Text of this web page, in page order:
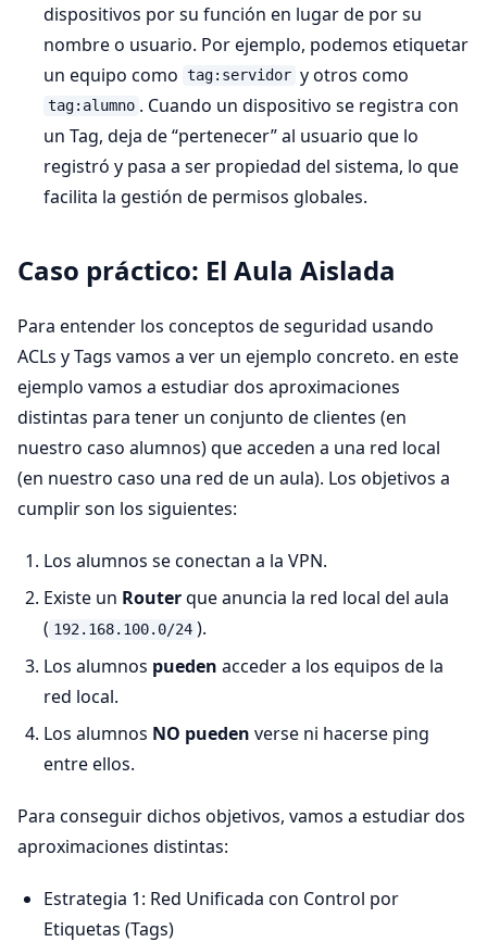
dispositivos por su función en lugar de por su
nombre o usuario. Por ejemplo, podemos etiquetar
un equipo como tag:servidor y otros como
tag:alumno . Cuando un dispositivo se registra con
un Tag, deja de “pertenecer” al usuario que lo
registró y pasa a ser propiedad del sistema, lo que
facilita la gestión de permisos globales.
Caso práctico: El Aula Aislada
Para entender los conceptos de seguridad usando
ACLs y Tags vamos a ver un ejemplo concreto. en este
ejemplo vamos a estudiar dos aproximaciones
distintas para tener un conjunto de clientes (en
nuestro caso alumnos) que acceden a una red local
(en nuestro caso una red de un aula). Los objetivos a
cumplir son los siguientes:
Los alumnos se conectan a la VPN.
Existe un Routerque anuncia la red local del aula
( 192.168.100.0/24 ).
Los alumnos pueden acceder a los equipos de la
red local.
Los alumnos NO pueden verse ni hacerse ping
entre ellos.
Para conseguir dichos objetivos, vamos a estudiar dos
aproximaciones distintas:
Estrategia 1: Red Unificada con Control por
Etiquetas (Tags)